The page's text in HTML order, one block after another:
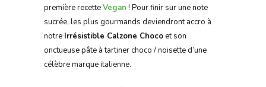
première recetteVegan ! Pour finir sur une note
sucrée, les plus gourmands deviendront accro à
notre Irrésistible Calzone Choco et son
onctueuse pâte à tartiner choco / noisette d’une
célèbre marque italienne.